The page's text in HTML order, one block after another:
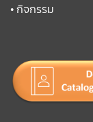
•กิจกรรม